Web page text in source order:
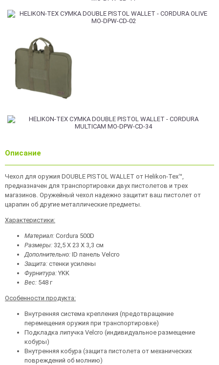
Описание
Чехол для оружия DOUBLE PISTOL WALLET от Helikon-Tex™,
предназначен для транспортировки двух пистолетов и трех
магазинов. Оружейный чехол надежно защитит ваш пистолет от
царапин об другие металлические предметы.
Характеристики:
Материал: Cordura 500D
Размеры: 32,5 X 23 X 3,3 см
Дополнительно: ID панель Velcro
Защита: стенки усилены
Фурнитура: YKK
Вес: 548 г
Особенности продукта:
Внутренняя система крепления (предотвращение
перемещения оружия при транспортировке)
Подкладка липучка Velcro (индивидуальное размещение
кобуры)
Внутренняя кобура (защита пистолета от механических
повреждений об молнию)